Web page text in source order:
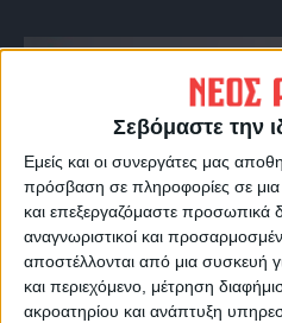
Σεβόμαστε την
Εμείς και οι συνεργάτες μας
πρόσβαση σε πληροφορίες σε
και επεξεργαζόμαστε προσωπικά
αναγνωριστικοί και
αποστέλλονται από μια συσκευή
και περιεχόμενο, μέτρηση
ακροατηρίου και ανάπτυξη
VIDEO ΤΗΣ ΘΕΣΣΑΛΙΑΣ